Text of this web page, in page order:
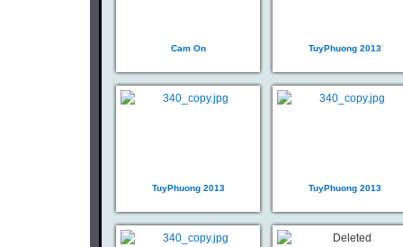
Cam On TuyPhuong 2013
TuyPhuong 2013 TuyPhuong 2013